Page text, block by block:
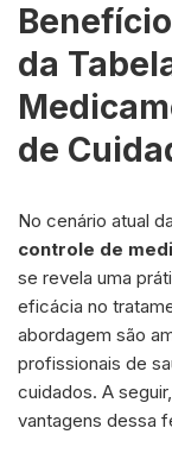
da
de
No cenário atual
controle de
se revela uma
eficácia no
abordagem são
profissionais de
cuidados. A
vantagens dessa